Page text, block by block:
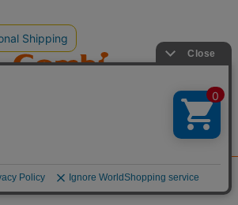
Combi
ー用品のコンビ株式会社
Copyright © Combi Corporation.